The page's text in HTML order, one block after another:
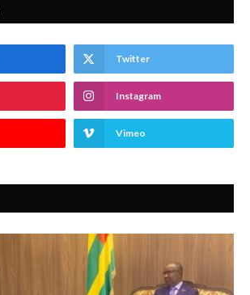
Twitter
Instagram
Vimeo